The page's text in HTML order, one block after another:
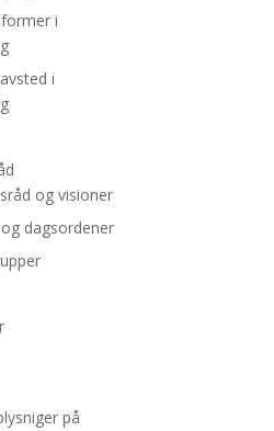
i
i
og visioner
dagsordener
på